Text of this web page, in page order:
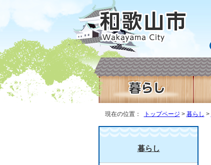
現在の位置： トップページ > 暮らし >
暮らし